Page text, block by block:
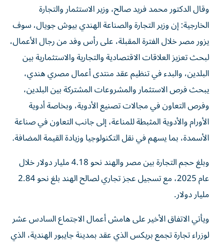
وقال الدكتور محمد فريد صالح، وزير الاستثمار والتجارة
الخارجية: إن وزير التجارة والصناعة الهندي بيوش جويال، سوف
يزور مصر خلال الفترة المقبلة، على رأس وفد من رجال الأعمال،
لبحث تعزيز العلاقات الاقتصادية والتجارية والاستثمارية بين
البلدين، والبدء في تنظيم عقد منتدى أعمال مصري هندي،
يبحث فرص الاستثمار والمشروعات المشتركة بين البلدين،
وفرص التعاون في مجالات تصنيع الأدوية، وبخاصة أدوية
الأورام والأدوية المثبطة للمناعة، إلى جانب التعاون في صناعة
الأسمدة، بما يسهم في نقل التكنولوجيا وزيادة القيمة المضافة.
وبلغ حجم التجارة بين مصر والهند نحو 4.18 مليار دولار خلال
عام 2025، مع تسجيل عجز تجاري لصالح الهند بلغ نحو 2.84
مليار دولار.
ويأتي الاتفاق الأخير على هامش أعمال الاجتماع السادس عشر
لوزراء تجارة تجمع بريكس الذي عقد بمدينة جايبور الهندية، الذي